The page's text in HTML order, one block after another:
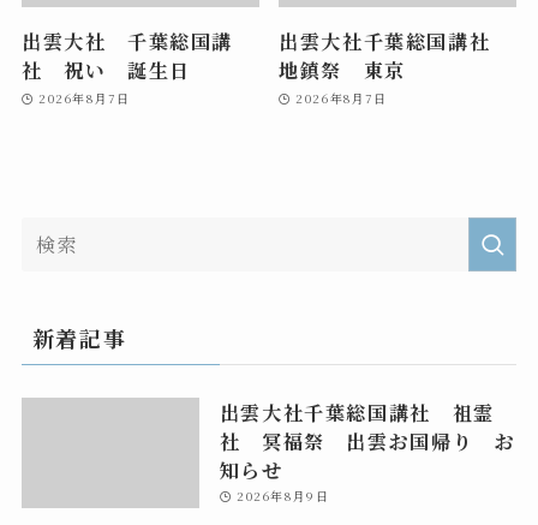
出雲大社 千葉総国講
社 祝い 誕生日
2026年8月7日
出雲大社千葉総国講社
地鎮祭 東京
2026年8月7日
新着記事
出雲大社千葉総国講社 祖霊
社 冥福祭 出雲お国帰り お
知らせ
2026年8月9日